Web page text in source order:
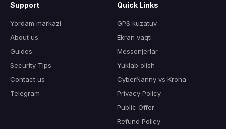
Support
Yordam markazi
About us
Guides
Security Tips
Contact us
Telegram
Quick Links
GPS kuzatuv
Ekran vaqti
Messenjerlar
Yuklab olish
CyberNanny vs Kroha
Privacy Policy
Public Offer
Refund Policy